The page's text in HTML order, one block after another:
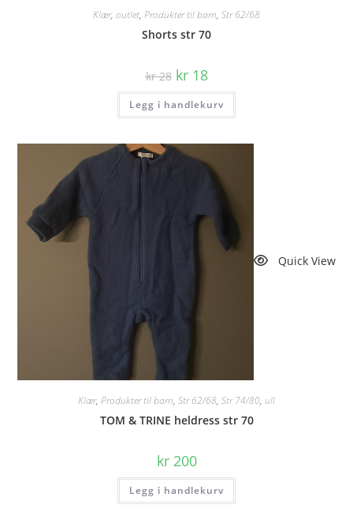
Klær, outlet, Produkter til barn, Str 62/68
Shorts str 70
kr28 Opprinnelig
pris
var:
kr 28.
kr18Nåværende
pris
er:
kr 18.
Legg i handlekurv
Quick View
Klær, Produkter til barn, Str 62/68, Str 74/80, ull
TOM & TRINE heldress str 70
kr200
Legg i handlekurv